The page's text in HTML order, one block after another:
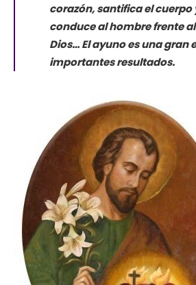
corazón, santifica el
conduce al hombre frente
Dios… El ayuno es una gran
importantes resultados.